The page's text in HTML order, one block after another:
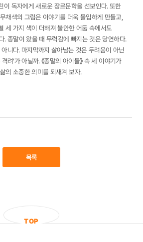
이 독자에게 새로운 장르문학을 선보인다. 또한
채색의 그림은 이야기를 더욱 몰입하게 만들고,
세 가지 색이 더해져 불안한 어둠 속에서도
. 종말이 왔을 때 무력감에 빠지는 것은 당연하다.
니다. 마지막까지 살아남는 것은 두려움이 아닌
려’가 아닐까. 《종말의 아이들》 속 세 이야기가
의 소중한 의미를 되새겨 보자.
목록
TOP